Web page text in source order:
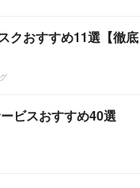
クおすすめ11選【徹底
ビスおすすめ40選